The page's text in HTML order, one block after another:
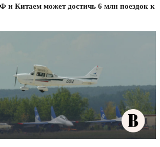
и Китаем может достичь 6 млн поездок к